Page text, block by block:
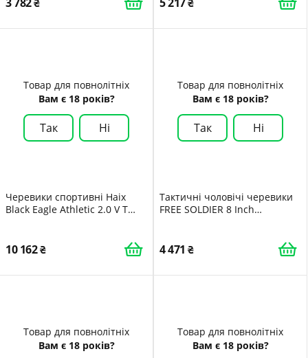
Товар для повнолітніх
Вам є 18 років?
Так Ні
Черевики спортивні Haix
Black Eagle Athletic 2.0 V T
10 162
Товар для повнолітніх
Вам є 18 років?
Так Ні
Тактичні чоловічі черевики
FREE SOLDIER 8 Inch
робочі черевики Desert Boots
4 471
Товар для повнолітніх
Вам є 18 років?
Товар для повнолітніх
Вам є 18 років?